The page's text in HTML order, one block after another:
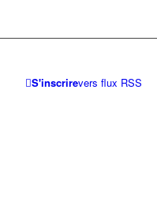
S'inscrirevers flux RSS